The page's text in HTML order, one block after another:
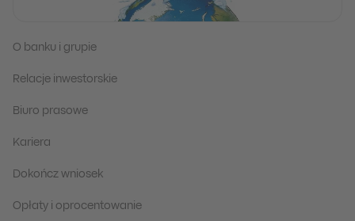
O banku i grupie
Relacje inwestorskie
Biuro prasowe
Kariera
Dokończ wniosek
Opłaty i oprocentowanie